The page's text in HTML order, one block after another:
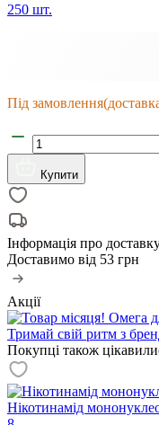
250 шт.
Під замовлення
Купити
Інформація про
Доставимо від 53 грн
Акції
Тримай свій ритм з
Покупці також
Нікотинамід